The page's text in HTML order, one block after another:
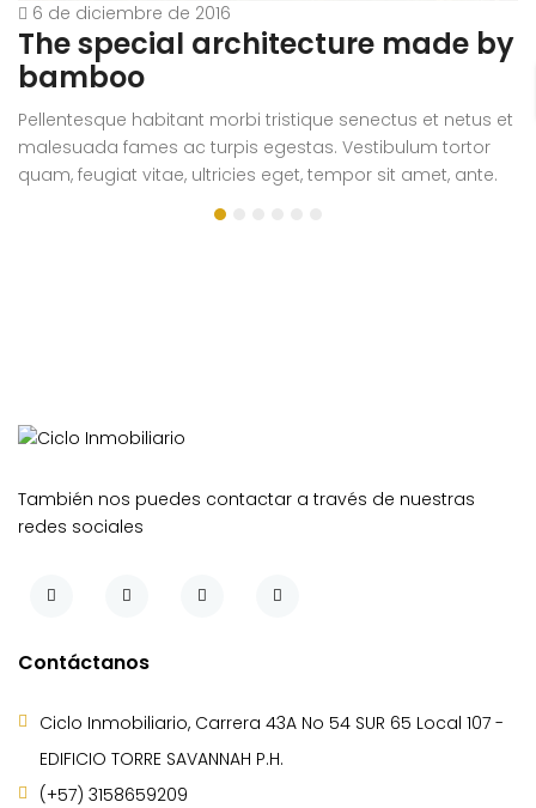
6 de diciembre de 2016
The special architecture made by
bamboo
Pellentesque habitant morbi tristique senectus et netus et
malesuada fames ac turpis egestas. Vestibulum tortor
quam, feugiat vitae, ultricies eget, tempor sit amet, ante.
Donec eu libero sit amet quam egestas semper. Aenean
También nos puedes contactar a través de nuestras
redes sociales
Contáctanos
Ciclo Inmobiliario, Carrera 43A No 54 SUR 65 Local 107 -
EDIFICIO TORRE SAVANNAH P.H.
(+57) 3158659209